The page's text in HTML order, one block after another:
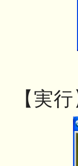
【実